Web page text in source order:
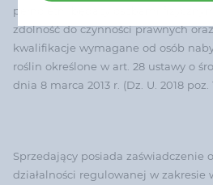
pełnoletni będący osobami
zdolność do czynności prawnych
kwalifikacje wymagane od osób
roślin określone w art. 28 ustawy o
dnia 8 marca 2013 r. (Dz. U. 2018 poz.
Sprzedający posiada zaświadczenie
działalności regulowanej w zakresie